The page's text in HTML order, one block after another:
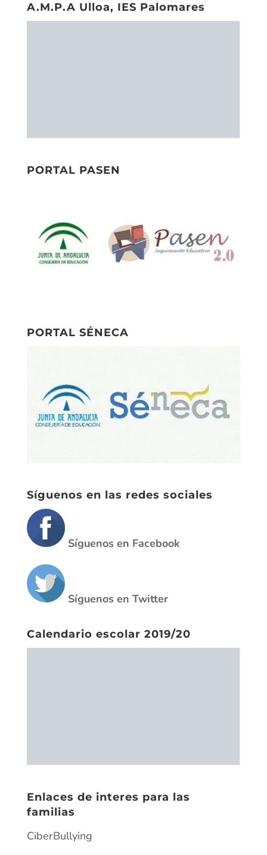
A.M.P.A Ulloa, IES Palomares
PORTAL SÉNECA
Síguenos en las redes sociales
Síguenos en Twitter
Calendario escolar 2019/20
Enlaces de interes para las
familias
CiberBullying
Fondo de solidaridad escrito
Fundamentos fondo de solidaridad
Pantallas amigas
Plan de prevención contra el ciberacoso